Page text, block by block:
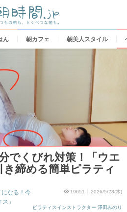
ん 朝カフェ 朝美人スタイル
でくびれ対策！「ウエ
き締める簡単ピラティ
19651 2026/5/28(木)
ピラティスインストラクター 澤田みのり
なる！今
」